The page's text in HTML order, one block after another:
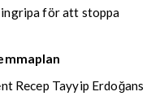
för att stoppa
Recep Tayyip Erdoğans